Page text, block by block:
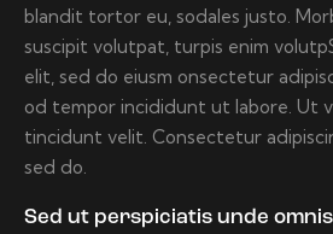
blandit tortor eu, sodales justo.
suscipit volutpat, turpis enim
elit, sed do eiusm onsectetur
od tempor incididunt ut labore. Ut
tincidunt velit. Consectetur
sed do.
Sed ut perspiciatis unde